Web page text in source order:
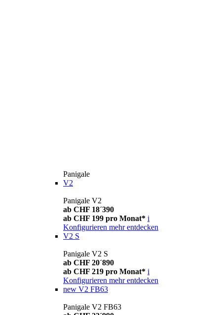
Panigale
V2
Panigale V2
ab CHF 18´390
ab CHF 199 pro Monat* i
Konfigurieren mehr entdecken
V2 S
Panigale V2 S
ab CHF 20´890
ab CHF 219 pro Monat* i
Konfigurieren mehr entdecken
new V2 FB63
Panigale V2 FB63